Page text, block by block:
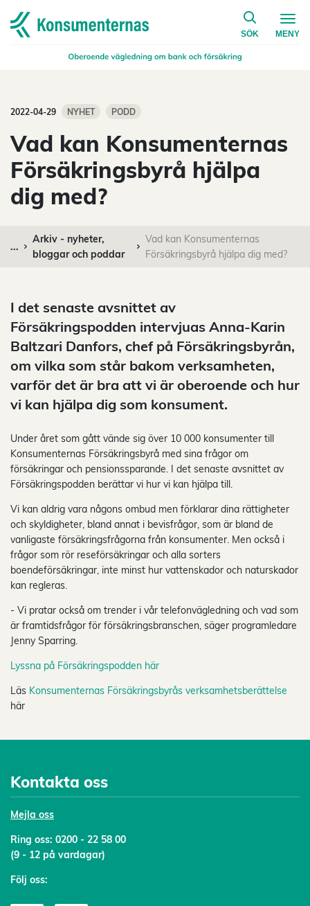
Navigera till startsidan
SÖK
på
MENY
2022-04-29 NYHET PODD
Vad kan Konsumenternas
Försäkringsbyrå hjälpa
dig med?
...
Arkiv - nyheter,
bloggar och poddar
Vad kan Konsumenternas
Försäkringsbyrå hjälpa dig med?
I det senaste avsnittet av
Försäkringspodden intervjuas Anna-Karin
Baltzari Danfors, chef på Försäkringsbyrån,
om vilka som står bakom verksamheten,
varför det är bra att vi är oberoende och hur
vi kan hjälpa dig som konsument.
Under året som gått vände sig över 10 000 konsumenter till
Konsumenternas Försäkringsbyrå med sina frågor om
försäkringar och pensionssparande. I det senaste avsnittet av
Försäkringspodden berättar vi hur vi kan hjälpa till.
Vi kan aldrig vara någons ombud men förklarar dina rättigheter
och skyldigheter, bland annat i bevisfrågor, som är bland de
vanligaste försäkringsfrågorna från konsumenter. Men också i
frågor som rör reseförsäkringar och alla sorters
boendeförsäkringar, inte minst hur vattenskador och naturskador
kan regleras.
- Vi pratar också om trender i vår telefonvägledning och vad som
är framtidsfrågor för försäkringsbranschen, säger programledare
Jenny Sparring.
Lyssna på Försäkringspodden här
Läs Konsumenternas Försäkringsbyrås verksamhetsberättelse
här
Kontakta oss
Mejla oss
Ring oss: 0200 - 22 58 00
(9 - 12 på vardagar)
Följ oss: